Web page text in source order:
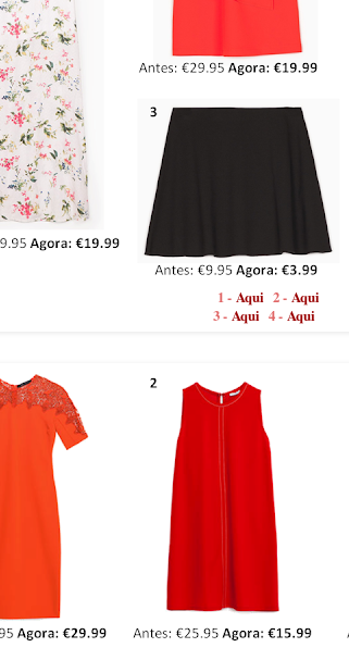
1 - Aqui 2 - Aqui
3 - Aqui 4 - Aqui